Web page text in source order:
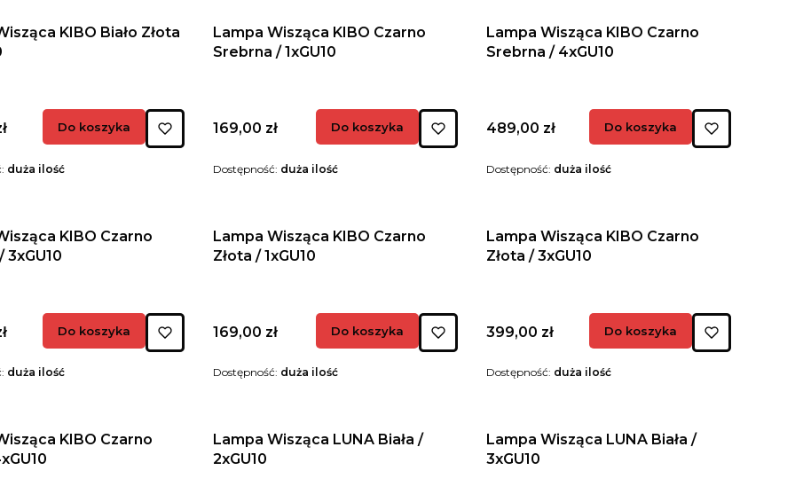
KIBO Biało Złota
Do koszyka
duża ilość
Lampa Wisząca KIBO Czarno
Srebrna / 1xGU10
Cena
169,00 zł Do koszyka
Dostępność: duża ilość
Lampa Wisząca KIBO Czarno
Srebrna / 4xGU10
Cena
489,00 zł Do koszyka
Dostępność: duża ilość
KIBO Czarno
3xGU10
Do koszyka
duża ilość
Lampa Wisząca KIBO Czarno
Złota / 1xGU10
Cena
169,00 zł Do koszyka
Dostępność: duża ilość
Lampa Wisząca KIBO Czarno
Złota / 3xGU10
Cena
399,00 zł Do koszyka
Dostępność: duża ilość
KIBO Czarno
Lampa Wisząca LUNA Biała /
2xGU10
Lampa Wisząca LUNA Biała /
3xGU10